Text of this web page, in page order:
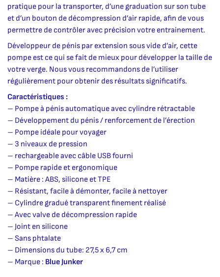
pratique pour la transporter, d’une graduation sur son tube
et d’un bouton de décompression d’air rapide, afin de vous
permettre de contrôler avec précision votre entrainement.
Développeur de pénis par extension sous vide d’air, cette
pompe est ce qui se fait de mieux pour développer la taille de
votre verge. Nous vous recommandons de l’utiliser
régulièrement pour obtenir des résultats significatifs.
Caractéristiques :
– Pompe à pénis automatique avec cylindre rétractable
– Développement du pénis / renforcement de l’érection
– Pompe idéale pour voyager
– 3 niveaux de pression
– rechargeable avec câble USB fourni
– Pompe rapide et ergonomique
– Matière : ABS, silicone et TPE
– Résistant, facile à démonter, facile à nettoyer
– Cylindre gradué transparent finement réalisé
– Avec valve de décompression rapide
– Joint en silicone
– Sans phtalate
– Dimensions du tube: 27,5 x 6,7 cm
– Marque : Blue Junker